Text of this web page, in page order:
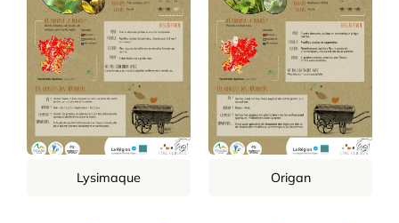
Lysimaque Origan